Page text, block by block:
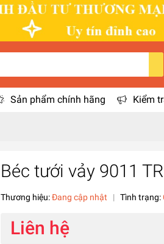
Sản phẩm chính hãng Kiểm
Béc tưới vảy 9011
Thương hiệu:Đang cập nhật | Tình trạng:
Liên hệ